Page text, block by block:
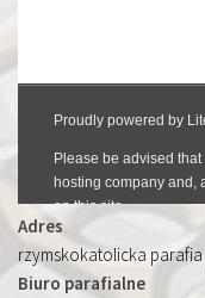
Adres
rzymskokatolicka parafia
Biuro parafialne